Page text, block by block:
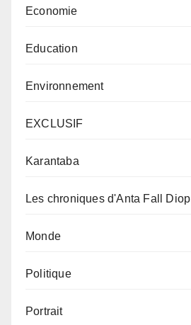
Economie
Education
Environnement
EXCLUSIF
Karantaba
Les chroniques d'Anta Fall Diop
Monde
Politique
Portrait